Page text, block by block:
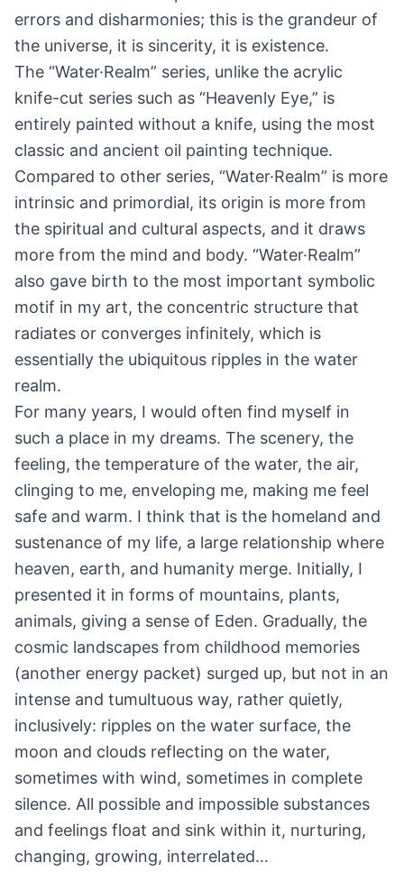
errors and disharmonies; this is the grandeur of
the universe, it is sincerity, it is existence.
The “Water·Realm” series, unlike the acrylic
knife-cut series such as “Heavenly Eye,” is
entirely painted without a knife, using the most
classic and ancient oil painting technique.
Compared to other series, “Water·Realm” is more
intrinsic and primordial, its origin is more from
the spiritual and cultural aspects, and it draws
more from the mind and body. “Water·Realm”
also gave birth to the most important symbolic
motif in my art, the concentric structure that
radiates or converges infinitely, which is
essentially the ubiquitous ripples in the water
realm.
For many years, I would often find myself in
such a place in my dreams. The scenery, the
feeling, the temperature of the water, the air,
clinging to me, enveloping me, making me feel
safe and warm. I think that is the homeland and
sustenance of my life, a large relationship where
heaven, earth, and humanity merge. Initially, I
presented it in forms of mountains, plants,
animals, giving a sense of Eden. Gradually, the
cosmic landscapes from childhood memories
(another energy packet) surged up, but not in an
intense and tumultuous way, rather quietly,
inclusively: ripples on the water surface, the
moon and clouds reflecting on the water,
sometimes with wind, sometimes in complete
silence. All possible and impossible substances
and feelings float and sink within it, nurturing,
changing, growing, interrelated…